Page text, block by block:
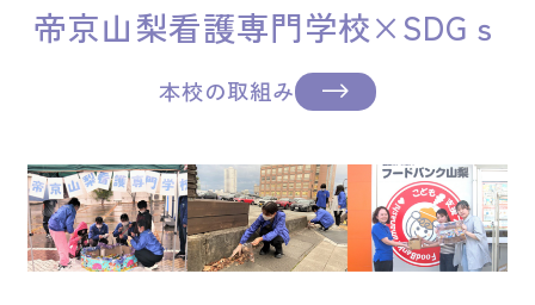
帝京山梨看護専門学校×SDGｓ
本校の取組み